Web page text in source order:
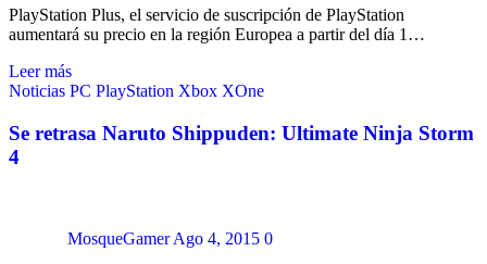
PlayStation Plus, el servicio de suscripción de PlayStation
aumentará su precio en la región Europea a partir del día 1…
Leer más
Noticias PC PlayStation Xbox XOne
Se retrasa Naruto Shippuden: Ultimate Ninja Storm
4
MosqueGamer Ago 4, 2015 0